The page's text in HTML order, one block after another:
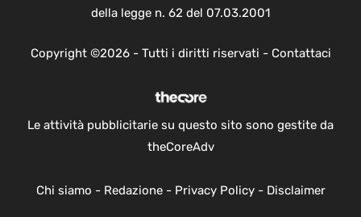
della legge n. 62 del 07.03.2001
Copyright ©2026 - Tutti i diritti riservati - Contattaci
Le attività pubblicitarie su questo sito sono gestite da
theCoreAdv
Chi siamo - Redazione- Privacy Policy- Disclaimer